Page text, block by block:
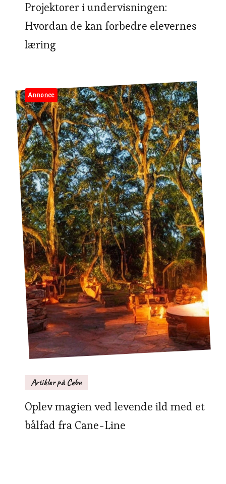
Projektorer i undervisningen:
Hvordan de kan forbedre elevernes
læring
Annonce
Artikler på Cebu
Oplev magien ved levende ild med et
bålfad fra Cane-Line